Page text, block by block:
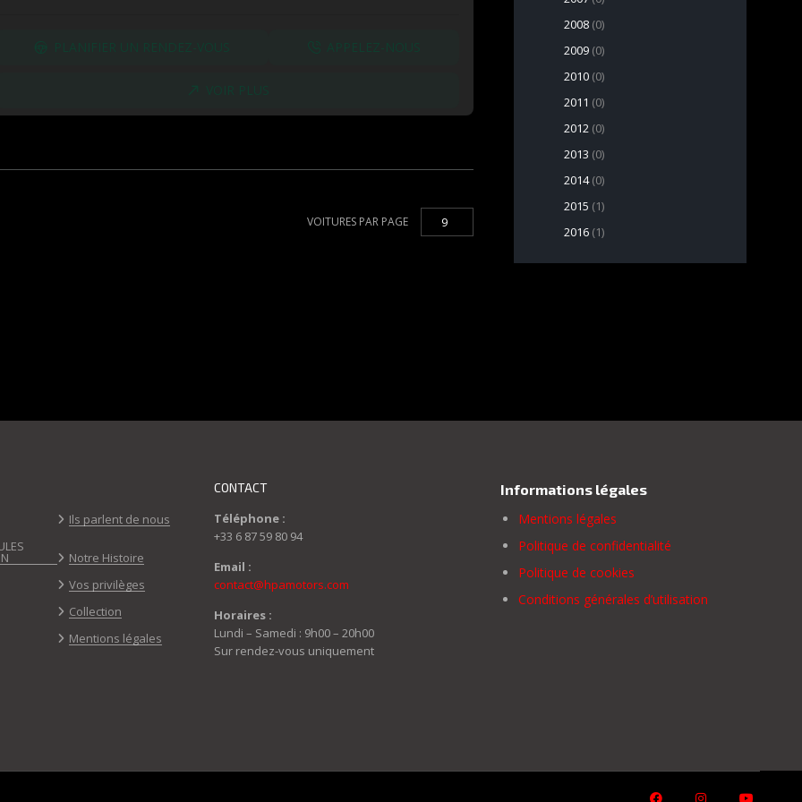
2008 (0)
2009 (0)
2010 (0)
2011 (0)
2012 (0)
2013 (0)
2014(0)
2015 (1)
2016 (1)
VOITURES PAR PAGE 9
Ils parlent de nous
Notre Histoire
Vos privilèges
Collection
Mentions légales
CONTACT
Téléphone :
+33 6 87 59 80 94
Email :
contact@hpamotors.com
Horaires :
Lundi – Samedi : 9h00 – 20h00
Sur rendez-vous uniquement
Informations légales
Mentions légales
Politique de confidentialité
Politique de cookies
Conditions générales d’utilisation